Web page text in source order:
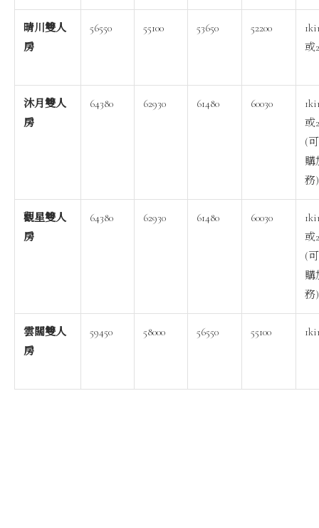
晴川雙人
房
56550 55100 53650 52200
或
沐月雙人
房
64380 62930 61480 60030
或
(
購
務)
觀星雙人
房
64380 62930 61480 60030
或
(
購
務)
雲闊雙人
房
59450 58000 56550 55100